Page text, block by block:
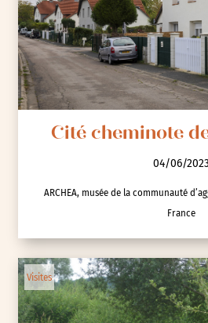
Cité cheminote
04/06/
ARCHEA, musée de la communauté
France
Visites